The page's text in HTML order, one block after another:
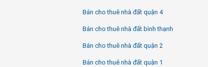
Bán cho thuê nhà đất quận 4
Bán cho thuê nhà đất bình thạnh
Bán cho thuê nhà đất quận 2
Bán cho thuê nhà đất quận 1